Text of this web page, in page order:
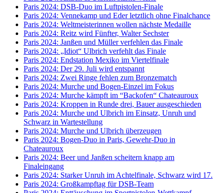
Paris 2024: DSB-Duo im Luftpistolen-Finale
Paris 2024: Vennekamp und Eder letztlich ohne Finalchance
Paris 2024: Weltmeisterinnen wollen nächste Medaille
Paris 2024: Reitz wird Fünfter, Walter Sechster
Paris 2024: Janßen und Müller verfehlen das Finale
Paris 2024: „Idiot“ Ulbrich verfehlt das Finale
Paris 2024: Endstation Mexiko im Viertelfinale
Paris 2024: Der 29. Juli wird entspannt
Paris 2024: Zwei Ringe fehlen zum Bronzematch
Paris 2024: Murche und Bogen-Einzel im Fokus
Paris 2024: Murche kämpft im “Backofen“ Chateauroux
Paris 2024: Kroppen in Runde drei, Bauer ausgeschieden
Paris 2024: Murche und Ulbrich im Einsatz, Unruh und
Schwarz in Wartestellung
Paris 2024: Murche und Ulbrich überzeugen
Paris 2024: Bogen-Duo in Paris, Gewehr-Duo in
Chateauroux
Paris 2024: Beer und Janßen scheitern knapp am
Finaleingang
Paris 2024: Starker Unruh im Achtelfinale, Schwarz wird 17.
Paris 2024: Großkampftag für DSB-Team